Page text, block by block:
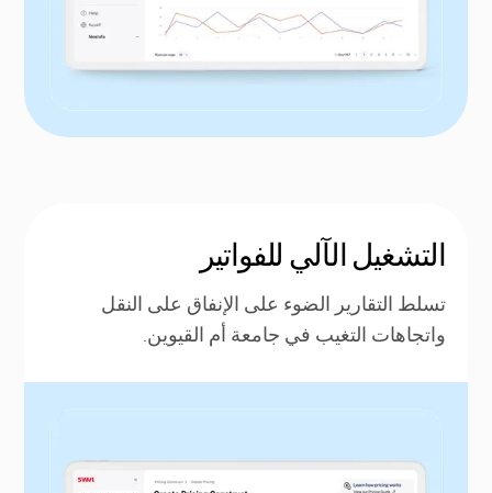
التشغيل الآلي للفواتير
تسلط التقارير الضوء على الإنفاق على النقل
واتجاهات التغيب في جامعة أم القيوين.